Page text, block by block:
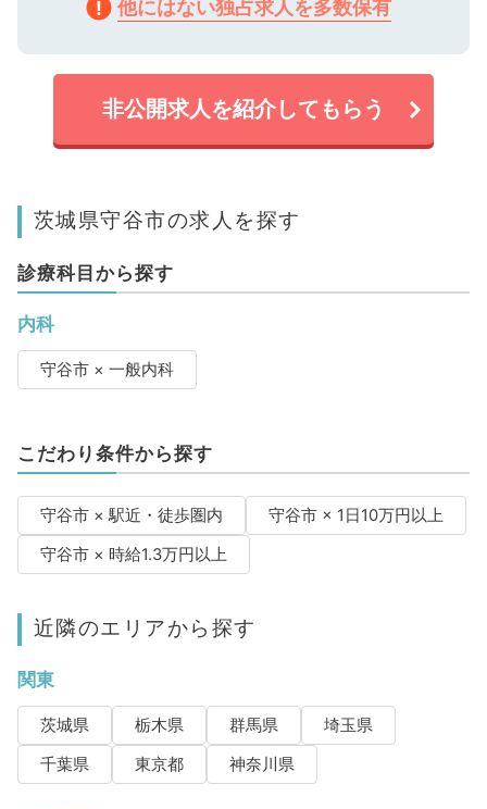
他にはない独占求人を多数保有
非公開求人を紹介してもらう
茨城県守谷市の求人を探す
診療科目から探す
内科
守谷市 × 一般内科
こだわり条件から探す
守谷市 × 駅近・徒歩圏内
守谷市 × 1日10万円以上
守谷市 × 時給1.3万円以上
近隣のエリアから探す
関東
茨城県 栃木県 群馬県
埼玉県
千葉県
東京都 神奈川県